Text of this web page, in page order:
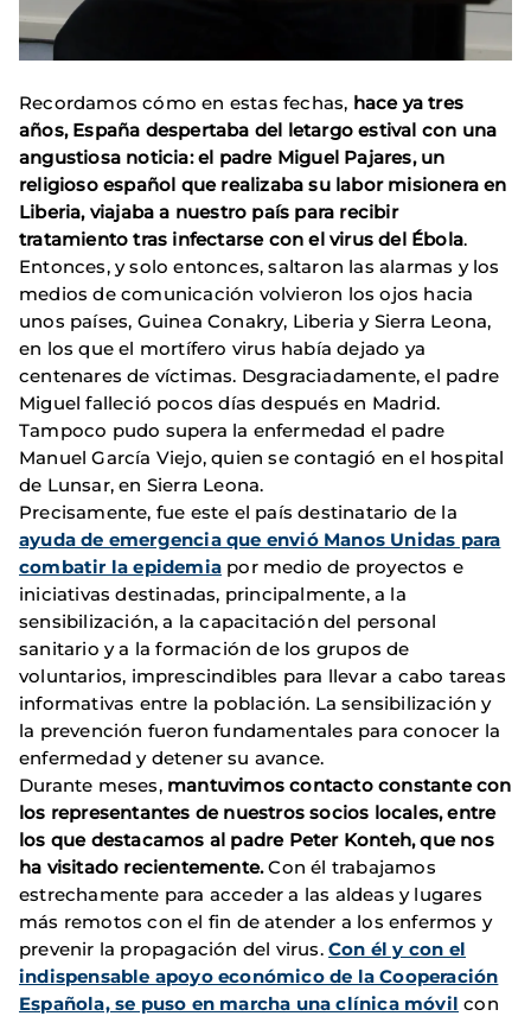
Recordamos cómo en estas fechas, hace ya tres
años, España despertaba del letargo estival con una
angustiosa noticia: el padre Miguel Pajares, un
religioso español que realizaba su labor misionera en
Liberia, viajaba a nuestro país para recibir
tratamiento tras infectarse con el virus del Ébola.
Entonces, y solo entonces, saltaron las alarmas y los
medios de comunicación volvieron los ojos hacia
unos países, Guinea Conakry, Liberia y Sierra Leona,
en los que el mortífero virus había dejado ya
centenares de víctimas. Desgraciadamente, el padre
Miguel falleció pocos días después en Madrid.
Tampoco pudo supera la enfermedad el padre
Manuel García Viejo, quien se contagió en el hospital
de Lunsar, en Sierra Leona.
Precisamente, fue este el país destinatario de la
ayuda de emergencia que envió Manos Unidas para
combatir la epidemia por medio de proyectos e
iniciativas destinadas, principalmente, a la
sensibilización, a la capacitación del personal
sanitario y a la formación de los grupos de
voluntarios, imprescindibles para llevar a cabo tareas
informativas entre la población. La sensibilización y
la prevención fueron fundamentales para conocer la
enfermedad y detener su avance.
Durante meses, mantuvimos contacto constante con
los representantes de nuestros socios locales, entre
los que destacamos al padre Peter Konteh, que nos
ha visitado recientemente.Con él trabajamos
estrechamente para acceder a las aldeas y lugares
más remotos con el fin de atender a los enfermos y
prevenir la propagación del virus. Con él y con el
indispensable apoyo económico de la Cooperación
Española, se puso en marcha una clínica móvil con